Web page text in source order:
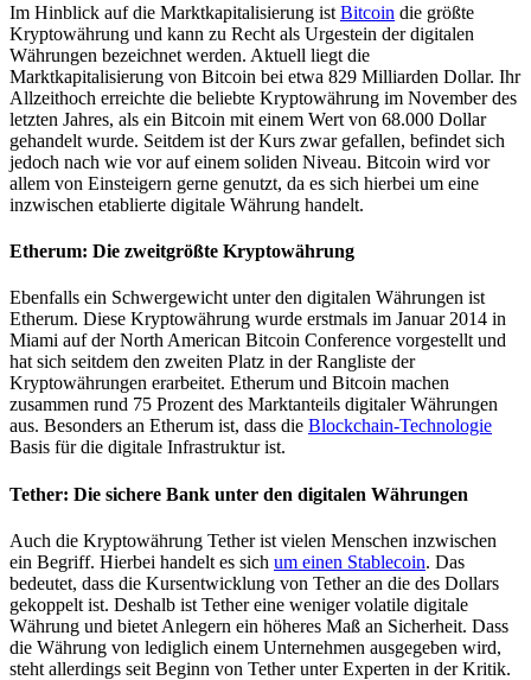
Im Hinblick auf die Marktkapitalisierung ist Bitcoin die größte
Kryptowährung und kann zu Recht als Urgestein der digitalen
Währungen bezeichnet werden. Aktuell liegt die
Marktkapitalisierung von Bitcoin bei etwa 829 Milliarden Dollar. Ihr
Allzeithoch erreichte die beliebte Kryptowährung im November des
letzten Jahres, als ein Bitcoin mit einem Wert von 68.000 Dollar
gehandelt wurde. Seitdem ist der Kurs zwar gefallen, befindet sich
jedoch nach wie vor auf einem soliden Niveau. Bitcoin wird vor
allem von Einsteigern gerne genutzt, da es sich hierbei um eine
inzwischen etablierte digitale Währung handelt.
Etherum: Die zweitgrößte Kryptowährung
Ebenfalls ein Schwergewicht unter den digitalen Währungen ist
Etherum. Diese Kryptowährung wurde erstmals im Januar 2014 in
Miami auf der North American Bitcoin Conference vorgestellt und
hat sich seitdem den zweiten Platz in der Rangliste der
Kryptowährungen erarbeitet. Etherum und Bitcoin machen
zusammen rund 75 Prozent des Marktanteils digitaler Währungen
aus. Besonders an Etherum ist, dass die Blockchain-Technologie
Basis für die digitale Infrastruktur ist.
Tether: Die sichere Bank unter den digitalen Währungen
Auch die Kryptowährung Tether ist vielen Menschen inzwischen
ein Begriff. Hierbei handelt es sich um einen Stablecoin. Das
bedeutet, dass die Kursentwicklung von Tether an die des Dollars
gekoppelt ist. Deshalb ist Tether eine weniger volatile digitale
Währung und bietet Anlegern ein höheres Maß an Sicherheit. Dass
die Währung von lediglich einem Unternehmen ausgegeben wird,
steht allerdings seit Beginn von Tether unter Experten in der Kritik.